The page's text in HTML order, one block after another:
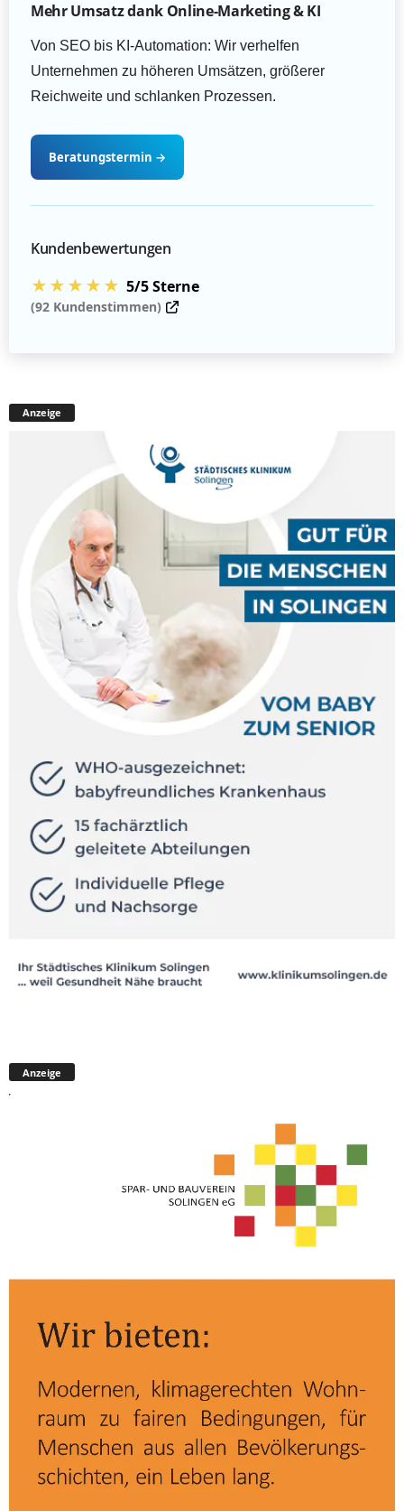
Mehr Umsatz dank Online-Marketing & KI
Von SEO bis KI-Automation: Wir verhelfen
Unternehmen zu höheren Umsätzen, größerer
Reichweite und schlanken Prozessen.
Beratungstermin →
Kundenbewertungen
★★★★★ 5/5 Sterne
(92 Kundenstimmen)
Anzeige
Anzeige